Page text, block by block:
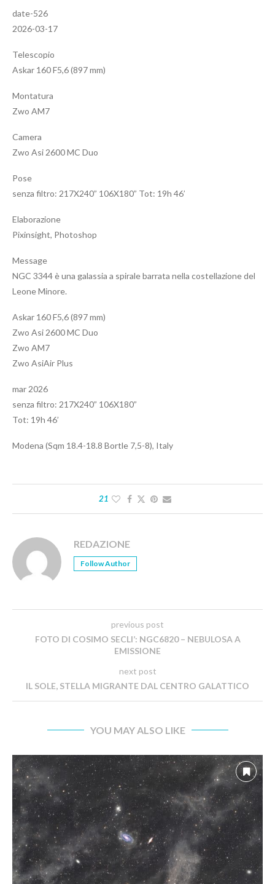
date-526
2026-03-17
Telescopio
Askar 160 F5,6 (897 mm)
Montatura
Zwo AM7
Camera
Zwo Asi 2600 MC Duo
Pose
senza filtro: 217X240” 106X180” Tot: 19h 46’
Elaborazione
Pixinsight, Photoshop
Message
NGC 3344 è una galassia a spirale barrata nella costellazione del
Leone Minore.
Askar 160 F5,6 (897 mm)
Zwo Asi 2600 MC Duo
Zwo AM7
Zwo AsiAir Plus
mar 2026
senza filtro: 217X240” 106X180”
Tot: 19h 46’
Modena (Sqm 18.4-18.8 Bortle 7,5-8), Italy
21
REDAZIONE
Follow Author
previous post
FOTO DI COSIMO SECLI’: NGC6820 – NEBULOSA A
EMISSIONE
next post
IL SOLE, STELLA MIGRANTE DAL CENTRO GALATTICO
YOU MAY ALSO LIKE